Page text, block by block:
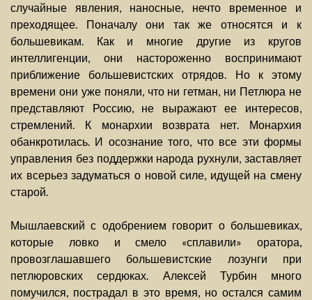
случайные явления, наносные, нечто временное и
преходящее. Поначалу они так же относятся и к
большевикам. Как и многие другие из кругов
интеллигенции, они настороженно воспринимают
приближение большевистских отрядов. Но к этому
времени они уже поняли, что ни гетман, ни Петлюра не
представляют Россию, не выражают ее интересов,
стремлений. К монархии возврата нет. Монархия
обанкротилась. И осознание того, что все эти формы
управления без поддержки народа рухнули, заставляет
их всерьез задуматься о новой силе, идущей на смену
старой.
Мышлаевский с одобрением говорит о большевиках,
которые ловко и смело «сплавили» оратора,
провозглашавшего большевистские лозунги при
петлюровских сердюках. Алексей Турбин много
помучился, пострадал в это время, но остался самим